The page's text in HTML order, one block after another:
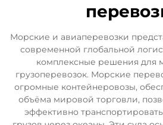
Морские и авиаперевозки
современной глобальной
комплексные решения для
грузоперевозок. Морские
огромные контейнеровозы,
объёма мировой торговли,
эффективно